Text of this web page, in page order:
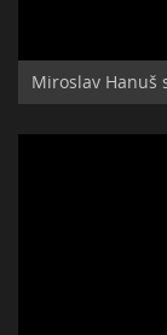
Miroslav Hanuš